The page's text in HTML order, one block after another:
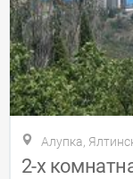
Алупка,